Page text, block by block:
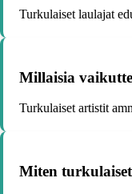
Turkulaiset laulajat
Millaisia
Turkulaiset artistit
Miten